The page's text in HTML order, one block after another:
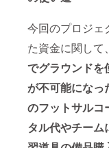
今回のプロジェ
た資金に関して、
でグラウンドを
が不可能になっ
のフットサルコ
タル代やチーム